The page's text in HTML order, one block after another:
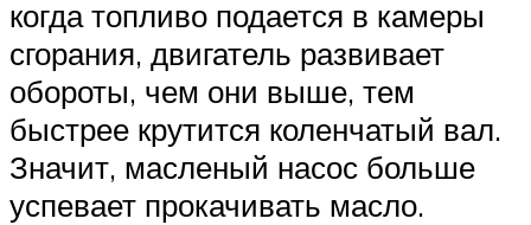
когда топливо подается в камеры
сгорания, двигатель развивает
обороты, чем они выше, тем
быстрее крутится коленчатый вал.
Значит, масленый насос больше
успевает прокачивать масло.